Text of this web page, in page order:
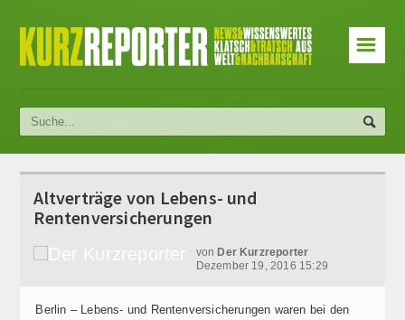
☰
Altverträge von Lebens- und
Rentenversicherungen
von Der Kurzreporter
Dezember 19, 2016 15:29
Berlin – Lebens- und Rentenversicherungen waren bei den